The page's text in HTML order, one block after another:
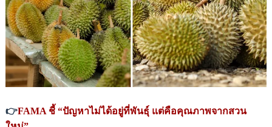
👉FAMA ชี้ “ปัญหาไม่ได้อยู่ที่พันธุ์ แต่คือคุณภาพจากสวน